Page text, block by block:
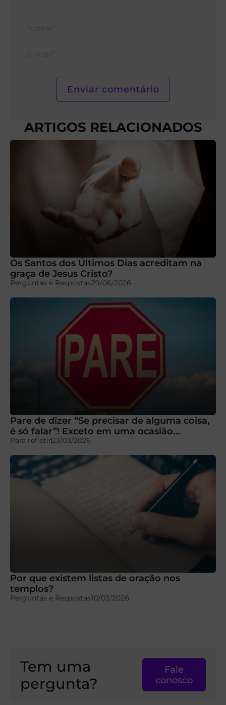
ARTIGOS RELACIONADOS
Os Santos dos Últimos Dias acreditam na
graça de Jesus Cristo?
Perguntas e Respostas29/06/2026
Pare de dizer “Se precisar de alguma coisa,
é só falar”! Exceto em uma ocasião…
Para refletir23/03/2026
Por que existem listas de oração nos
templos?
Perguntas e Respostas10/03/2026
Tem uma
pergunta?
Fale
conosco